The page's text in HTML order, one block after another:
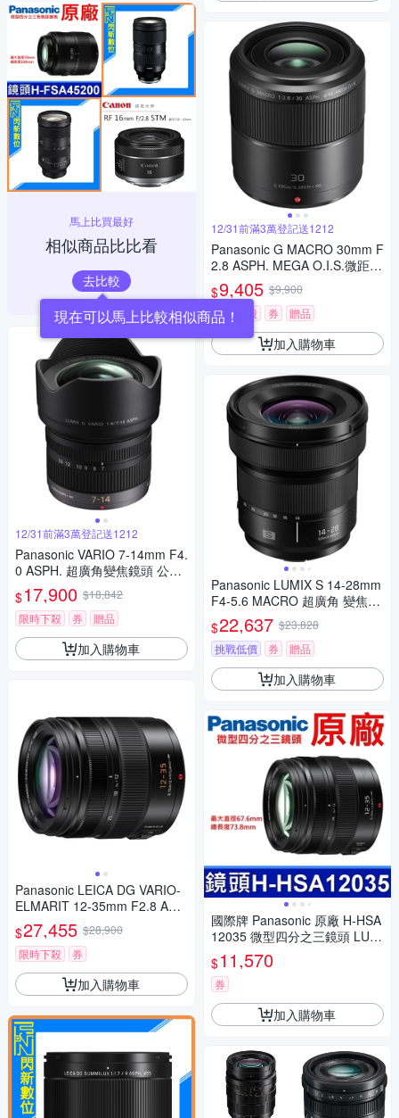
馬上比買最好
相似商品比比看
去比較
現在可以馬上比較相似商品！
12/31前滿3萬登記送1212
Panasonic VARIO 7-14mm F4.
0 ASPH. 超廣角變焦鏡頭 公司
貨
$17,900 $18,842
限時下殺
券 贈品
加入購物車
Panasonic LEICA DG VARIO-
ELMARIT 12-35mm F2.8 ASP
H.POWER O.I.S. 變焦鏡頭 公
司貨 H-ES12035
$27,455 $28,900
限時下殺
券
加入購物車
12/31前滿3萬登記送1212
Panasonic G MACRO 30mm F
2.8 ASPH. MEGA O.I.S.微距鏡
頭 公司貨
$9,405 $9,900
限時下殺
券 贈品
加入購物車
Panasonic LUMIX S 14-28mm
F4-5.6 MACRO 超廣角 變焦鏡
頭 公司貨 S-R1428
$22,637 $23,828
挑戰低價
券 贈品
加入購物車
國際牌 Panasonic 原廠 H-HSA
12035 微型四分之三鏡頭 LUMI
X G X VARIO 12-35mm 相機
$11,570
券
加入購物車